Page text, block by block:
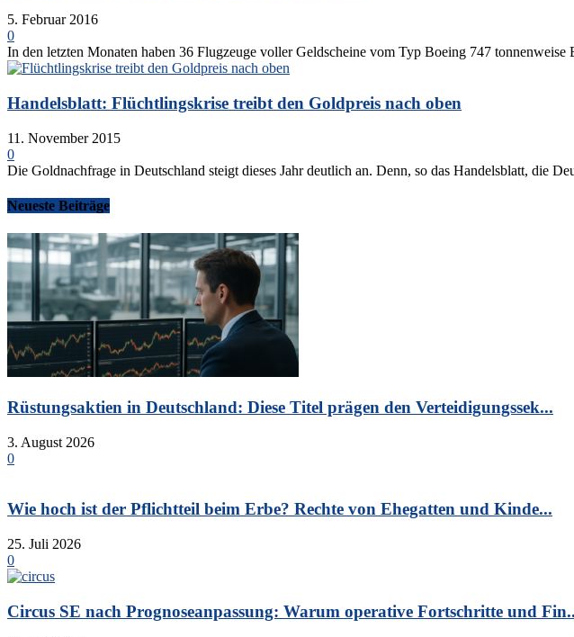
5. Februar 2016
0
In den letzten Monaten haben 36 Flugzeuge voller Geldscheine vom Typ Boeing 747
Handelsblatt: Flüchtlingskrise treibt den Goldpreis nach oben
11. November 2015
0
Die Goldnachfrage in Deutschland steigt dieses Jahr deutlich an. Denn, so das Handelsblatt, die
Neueste Beiträge
Rüstungsaktien in Deutschland: Diese Titel prägen den Verteidigungssek...
3. August 2026
0
Wie hoch ist der Pflichtteil beim Erbe? Rechte von Ehegatten und Kinde...
25. Juli 2026
0
Circus SE nach Prognoseanpassung: Warum operative Fortschritte und